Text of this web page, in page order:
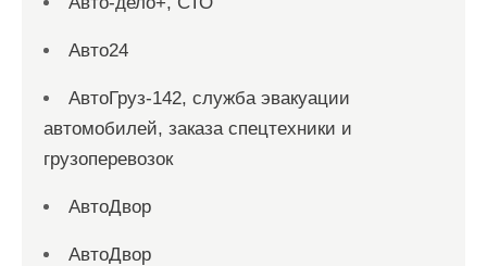
Авто24
АвтоГруз-142, служба эвакуации
автомобилей, заказа спецтехники и
грузоперевозок
АвтоДвор
АвтоДвор